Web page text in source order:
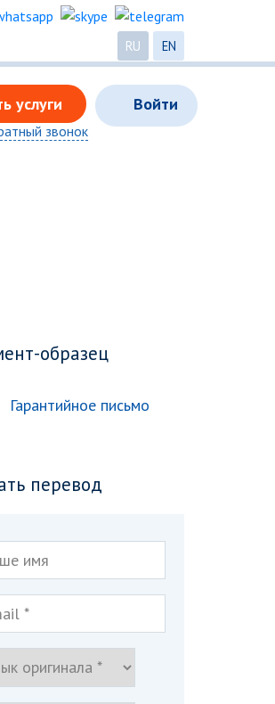
RU EN
услуги Войти
звонок
образец
Гарантийное письмо
перевод